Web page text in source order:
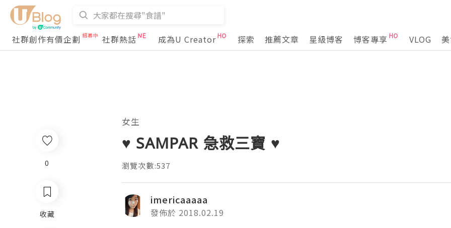
社群創作有價企劃 社群熱話 成為U Creator 探索 推薦文章 星級博客 博客專享 VLOG
0
收藏
女生
♥ SAMPAR 急救三寶 ♥
瀏覽次數:537
imericaaaaa
發佈於 2018.02.19